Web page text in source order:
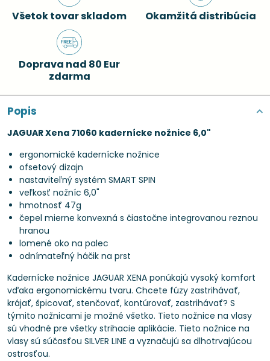
Všetok tovar skladom Okamžitá distribúcia
Doprava nad 80 Eur
zdarma
Popis
JAGUAR Xena 71060 kadernícke nožnice 6,0"
ergonomické kadernícke nožnice
ofsetový dizajn
nastaviteľný systém SMART SPIN
veľkosť nožníc 6,0"
hmotnosť 47g
čepel mierne konvexná s čiastočne integrovanou reznou
hranou
lomené oko na palec
odnímateľný háčik na prst
Kadernícke nožnice JAGUAR XENA ponúkajú vysoký komfort
vďaka ergonomickému tvaru. Chcete fúzy zastrihávať,
krájať, špicovať, stenčovať, kontúrovať, zastrihávať? S
týmito nožnicami je možné všetko. Tieto nožnice na vlasy
sú vhodné pre všetky strihacie aplikácie. Tieto nožnice na
vlasy sú súčasťou SILVER LINE a vyznačujú sa dlhotrvajúcou
ostrosťou.